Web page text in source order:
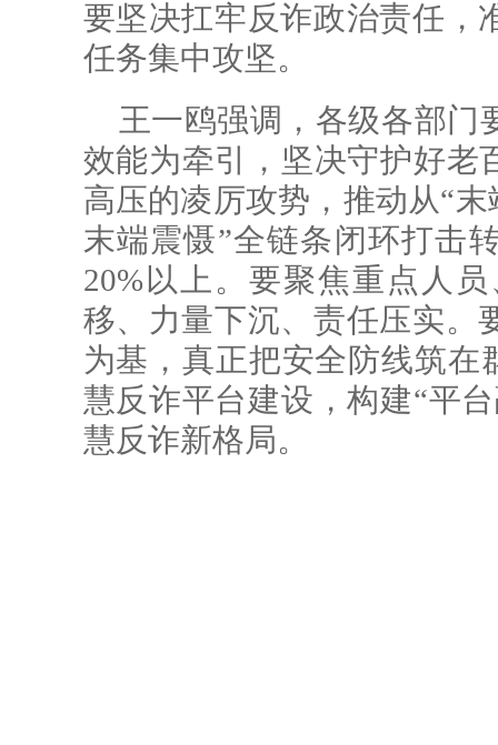
要坚决扛牢反诈政治责任，
任务集中攻坚。
王一鸥强调，各级各部门
效能为牵引，坚决守护好老
高压的凌厉攻势，推动从“
末端震慑”全链条闭环打击
20%以上。要聚焦重点人
移、力量下沉、责任压实。
为基，真正把安全防线筑在
慧反诈平台建设，构建“平
慧反诈新格局。